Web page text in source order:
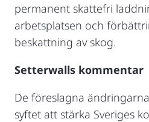
permanent skattefri
arbetsplatsen och
beskattning av skog.
Setterwalls kommentar
De föreslagna
syftet att stärka Sveriges